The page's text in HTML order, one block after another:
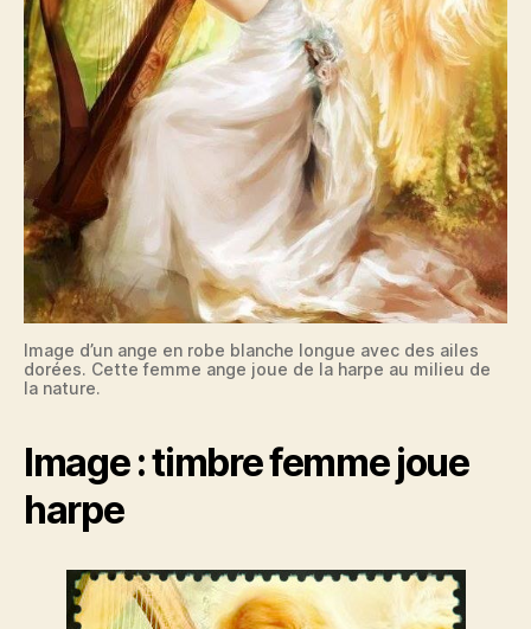
Image d’un ange en robe blanche longue avec des ailes
dorées. Cette femme ange joue de la harpe au milieu de
la nature.
Image : timbre femme joue
harpe